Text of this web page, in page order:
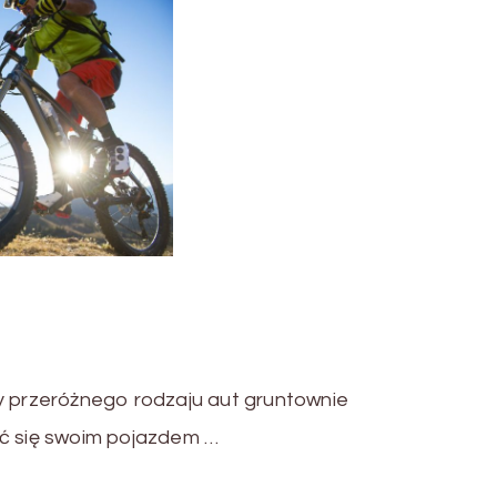
przeróżnego rodzaju aut gruntownie
się swoim pojazdem …